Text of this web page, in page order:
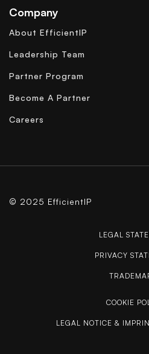
Company
About EfficientIP
Leadership Team
Partner Program
Become A Partner
Careers
© 2025 EfficientIP
LEGAL
PRIVACY
COOKIE
LEGAL NOTICE &